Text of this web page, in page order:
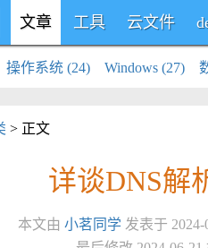
文章 工具 云文件
操作系统 (24) Windows (27)
> 正文
详谈DNS解
本文由 小茗同学发表于 2024-